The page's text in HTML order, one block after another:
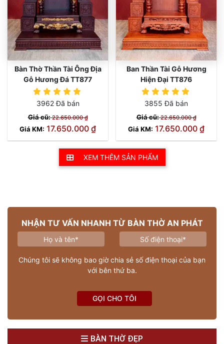
Bàn Thờ Thần Tài Ông Địa
Gỗ Hương Đá TT877
3962 Đã bán
Giá cũ:22.650.000 ₫
Giá KM: 17.650.000 ₫
Ban Thần Tài Gỗ Hương
Hiện Đại TT876
3855 Đã bán
Giá cũ:22.650.000 ₫
Giá KM: 17.650.000 ₫
XEM THÊM SẢN PHẨM
NHẬN TƯ VẤN NHANH TỪ BÀN THỜ AN PHÁT
GỌI CHO TÔI
Chúng tôi sẽ không bao giờ chia sẻ số điện thoại của bạn
với bên thứ ba.
BÀN THỜ ĐẸP